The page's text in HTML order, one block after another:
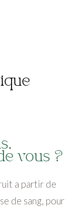
vous ?
a partir de
de sang, pour